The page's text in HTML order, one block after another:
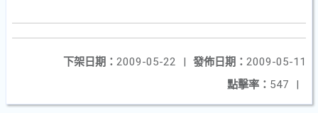
發佈日期： 2009-05-11
下架日期： 2009-05-22
|
點擊率： 547 |